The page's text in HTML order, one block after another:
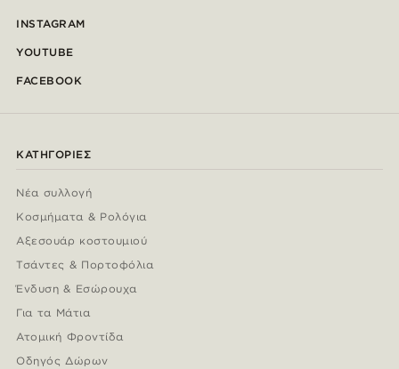
INSTAGRAM
YOUTUBE
FACEBOOK
ΚΑΤΗΓΟΡΊΕΣ
Νέα συλλογή
Κοσμήματα & Ρολόγια
Αξεσουάρ κοστουμιού
Τσάντες & Πορτοφόλια
Ένδυση & Εσώρουχα
Για τα Μάτια
Ατομική Φροντίδα
Οδηγός Δώρων